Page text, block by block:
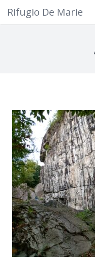
Rifugio De Marie
Calendario
Foto
Cimbergo da vedere
Contatti